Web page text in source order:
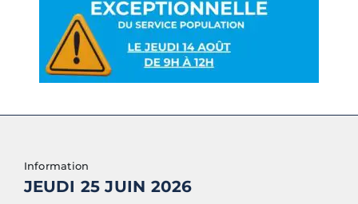
JEUDI 25 JUIN 2026
Information